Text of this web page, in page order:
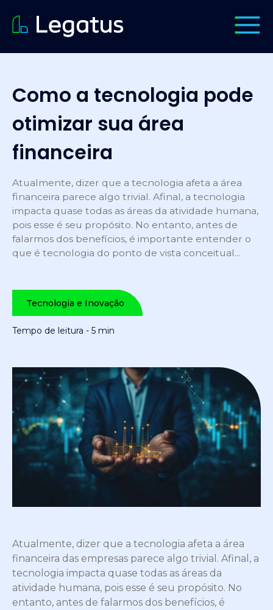
Como a tecnologia pode
otimizar sua área
financeira
Atualmente, dizer que a tecnologia afeta a área
financeira parece algo trivial. Afinal, a tecnologia
impacta quase todas as áreas da atividade humana,
pois esse é seu propósito. No entanto, antes de
falarmos dos benefícios, é importante entender o
que é tecnologia do ponto de vista conceitual...
Tecnologia e Inovação
Tempo de leitura - 5 min
Atualmente, dizer que a tecnologia afeta a área
financeira das empresas parece algo trivial. Afinal, a
tecnologia impacta quase todas as áreas da
atividade humana, pois esse é seu propósito. No
entanto, antes de falarmos dos benefícios, é